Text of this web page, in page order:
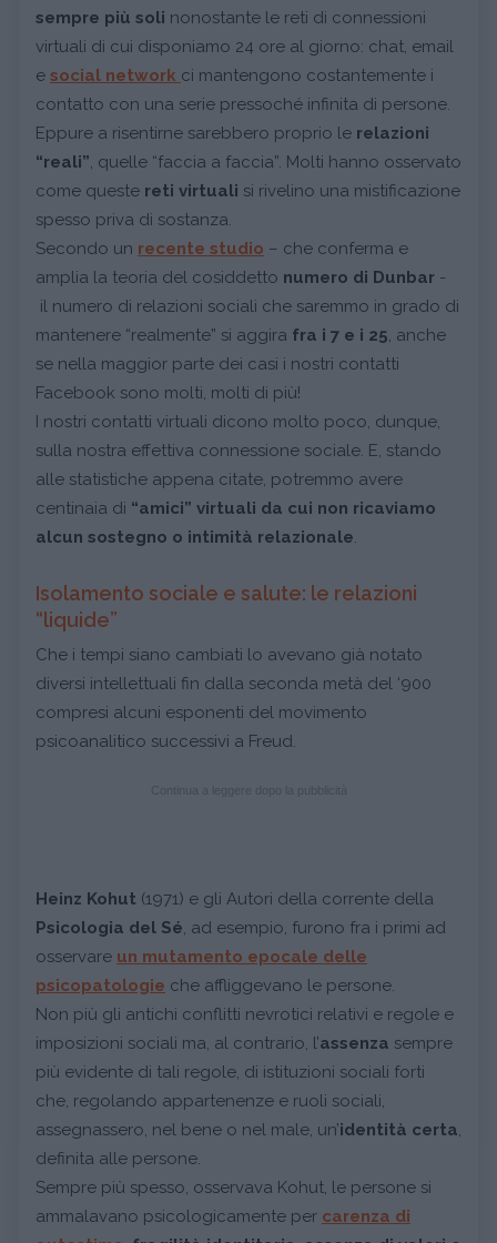
sempre più soli nonostante le reti di connessioni
virtuali di cui disponiamo 24 ore al giorno: chat, email
e social network ci mantengono costantemente i
contatto con una serie pressoché infinita di persone.
Eppure a risentirne sarebbero proprio le relazioni
“reali” , quelle “faccia a faccia”. Molti hanno osservato
come queste reti virtuali si rivelino una mistificazione
spesso priva di sostanza.
Secondo un recente studio – che conferma e
amplia la teoria del cosiddetto numero di Dunbar -
il numero di relazioni sociali che saremmo in grado di
mantenere “realmente” si aggira fra i 7 e i 25 , anche
se nella maggior parte dei casi i nostri contatti
Facebook sono molti, molti di più!
I nostri contatti virtuali dicono molto poco, dunque,
sulla nostra effettiva connessione sociale. E, stando
alle statistiche appena citate, potremmo avere
centinaia di “amici” virtuali da cui non ricaviamo
alcun sostegno o intimità relazionale
Isolamento sociale e salute: le relazioni
“liquide”
Che i tempi siano cambiati lo avevano già notato
diversi intellettuali fin dalla seconda metà del ‘900
compresi alcuni esponenti del movimento
psicoanalitico successivi a Freud.
Heinz Kohut (1971) e gli Autori della corrente della
Psicologia del Sé , ad esempio, furono fra i primi ad
osservare un mutamento epocale delle
psicopatologie che affliggevano le persone.
Non più gli antichi conflitti nevrotici relativi e regole e
imposizioni sociali ma, al contrario, l’assenza sempre
più evidente di tali regole, di istituzioni sociali forti
che, regolando appartenenze e ruoli sociali,
assegnassero, nel bene o nel male, un’identità certa
definita alle persone.
Sempre più spesso, osservava Kohut, le persone si
ammalavano psicologicamente per carenza di